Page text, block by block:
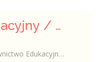
Konsultant edukacyjny / Konsultantka edukacyjna
Edukacyjne Sp. z o.o.